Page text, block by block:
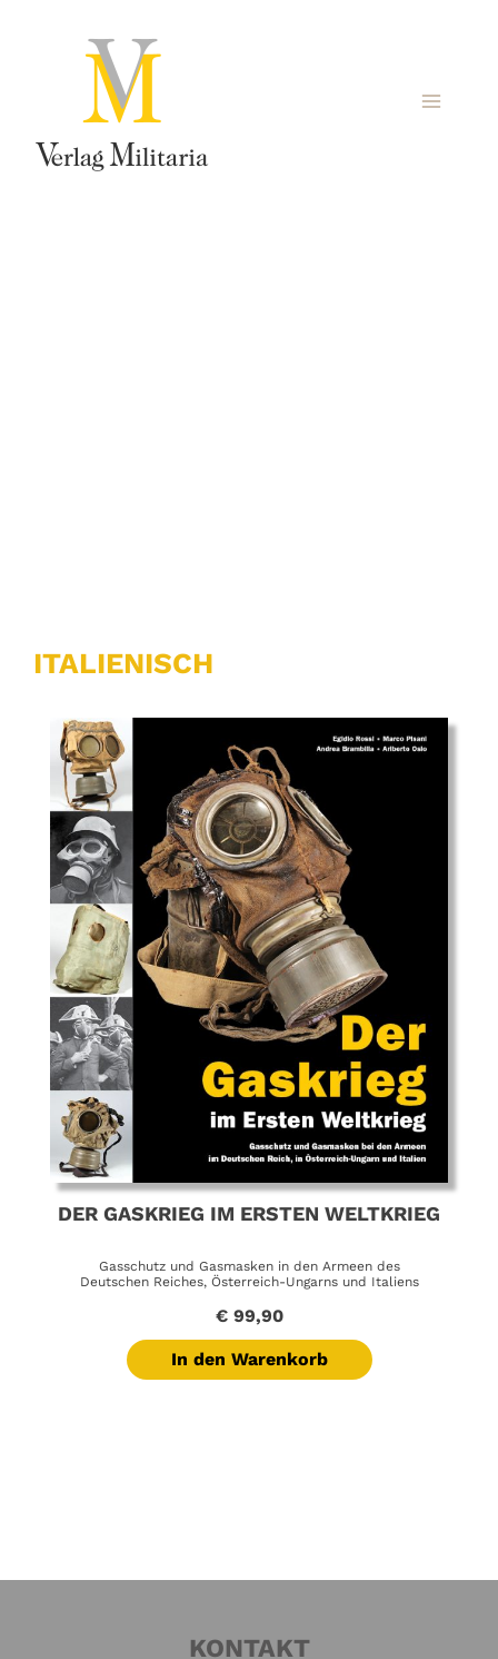
ITALIENISCH
DER GASKRIEG IM ERSTEN WELTKRIEG
Gasschutz und Gasmasken in den Armeen des
Deutschen Reiches, Österreich-Ungarns und Italiens
€ 99,90
In den Warenkorb
KONTAKT